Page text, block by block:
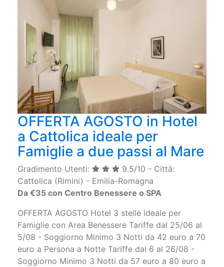
OFFERTA AGOSTO in Hotel
a Cattolica ideale per
Famiglie a due passi al Mare
Gradimento Utenti:
9.5/10 - Città:
Cattolica (Rimini) - Emilia-Romagna
Da €35 con Centro Benessere o SPA
OFFERTA AGOSTO Hotel 3 stelle ideale per
Famiglie con Area Benessere Tariffe dal 25/06 al
5/08 - Soggiorno Minimo 3 Notti da 42 euro a 70
euro a Persona a Notte Tariffe dal 6 al 26/08 -
Soggiorno Minimo 3 Notti da 57 euro a 80 euro a